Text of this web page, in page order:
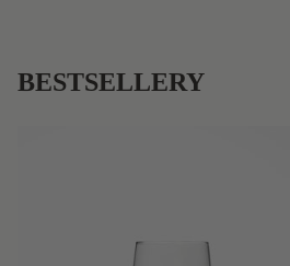
BESTSELLERY